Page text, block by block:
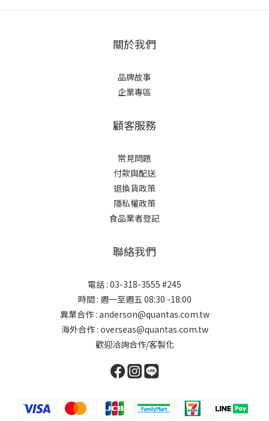
關於我們
品牌故事
企業專區
顧客服務
常見問題
付款與配送
退換貨政策
隱私權政策
食品業者登記
聯絡我們
電話 : 03-318-3555 #245
時間 : 週一至週五 08:30 -18:00
異業合作 : anderson@quantas.com.tw
海外合作 : overseas@quantas.com.tw
歡迎洽詢合作/客製化